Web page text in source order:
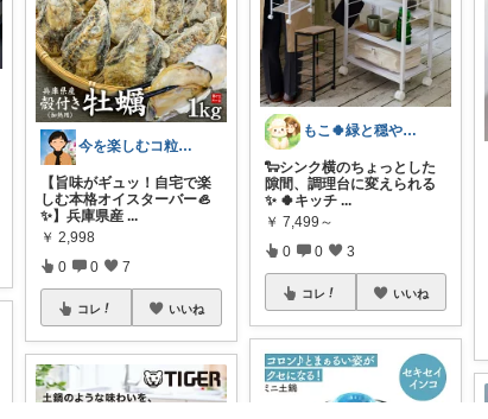
今を楽しむコ粒のROOM
【旨味がギュッ！自宅で楽
しむ本格オイスターバー🦪
✨】兵庫県産...
￥ 2,998
0 0 7
コレ いいね
もこ🍀緑と穏やかなくらし🐑🍀
🐑シンク横のちょっとした
隙間、調理台に変えられる
✨ 🍀︎キッチ ...
￥ 7,499～
0 0 3
コレ いいね